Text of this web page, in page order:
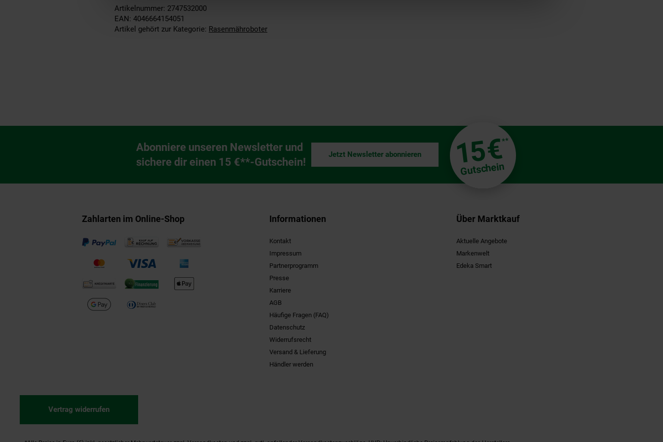
Artikelnummer: 2747532000
EAN: 4046664154051
Artikel gehört zur Kategorie: Rasenmähroboter
Newsletter Anmeldung
Abonniere unseren Newsletter und
sichere dir einen 15 €**-Gutschein!
15€**
Gutschein
Jetzt Newsletter abonnieren
Zahlarten im Online-Shop Informationen
Kontakt
Impressum
Partnerprogramm
Presse
Karriere
AGB
Häufige Fragen (FAQ)
Datenschutz
Widerrufsrecht
Versand & Lieferung
Händler werden
Über Marktkauf
Aktuelle Angebote
Markenwelt
Edeka Smart
Vertrag widerrufen